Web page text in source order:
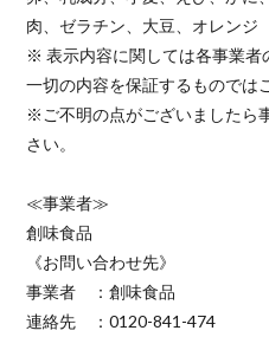
肉、ゼラチン、大豆、オレンジ
※ 表示内容に関しては各事業者
一切の内容を保証するものでは
※ご不明の点がございましたら
さい。
≪事業者≫
創味食品
《お問い合わせ先》
事業者 ：創味食品
連絡先 ：0120-841-474